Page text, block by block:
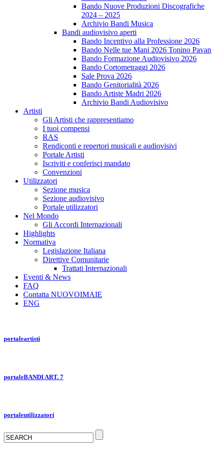
Bando Nuove Produzioni Discografiche
2024 – 2025
Archivio Bandi Musica
Bandi audiovisivo aperti
Bando Incentivo alla Professione 2026
Bando Nelle tue Mani 2026 Tonino Pavan
Bando Formazione Audiovisivo 2026
Bando Cortometraggi 2026
Sale Prova 2026
Bando Genitorialità 2026
Bando Artiste Madri 2026
Archivio Bandi Audiovisivo
Artisti
Gli Artisti che rappresentiamo
I tuoi compensi
RAS
Rendiconti e repertori musicali e audiovisivi
Portale Artisti
Iscriviti e conferisci mandato
Convenzioni
Utilizzatori
Sezione musica
Sezione audiovisivo
Portale utilizzatori
Nel Mondo
Gli Accordi Internazionali
Highlights
Normativa
Legislazione Italiana
Direttive Comunitarie
Trattati Internazionali
Eventi & News
FAQ
Contatta NUOVOIMAIE
ENG
portaleartisti
portaleBANDI ART. 7
portaleutilizzatori